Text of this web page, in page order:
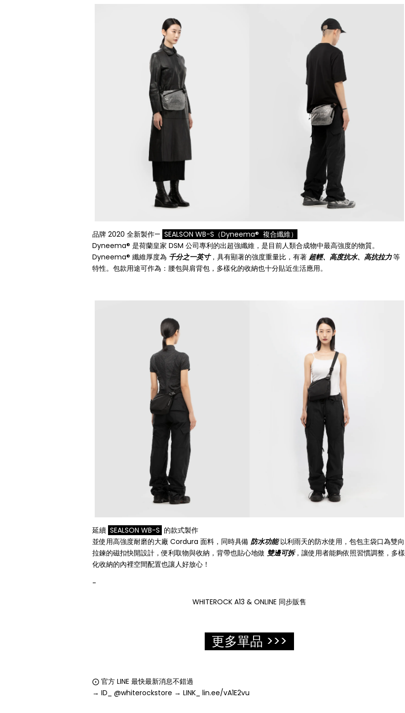
品牌 2020 全新製作— SEALSON WB-S（Dyneema® 複合纖維）
Dyneema® 是荷蘭皇家 DSM 公司專利的出超強纖維，是目前人類合成物中最高強度的物質。
Dyneema® 纖維厚度為 千分之一英寸，具有顯著的強度重量比，有著 超輕、高度抗水、高抗拉力等
特性。包款用途可作為：腰包與肩背包，多樣化的收納也十分貼近生活應用。
延續 SEALSON WB-S 的款式製作
並使用高強度耐磨的大廠 Cordura 面料，同時具備 防水功能以利雨天的防水使用，包包主袋口為雙向
拉鍊的磁扣快開設計，便利取物與收納，背帶也貼心地做 雙邊可拆，讓使用者能夠依照習慣調整，多樣
化收納的內裡空間配置也讓人好放心！
-
WHITEROCK A13 & ONLINE 同步販售
更多單品 >>>
⨀ 官方 LINE 最快最新消息不錯過
→ ID_ @whiterockstore → LINK_ lin.ee/vA1E2vu